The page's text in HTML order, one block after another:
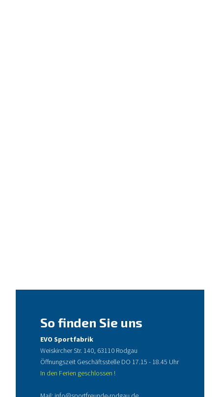
So finden Sie uns
EVO Sportfabrik
Weiskircher Str. 140, 63110 Rodgau
Öffnungszeit Geschäftsstelle DO 17.15 - 18.45 Uhr
In den Ferien geschlossen !